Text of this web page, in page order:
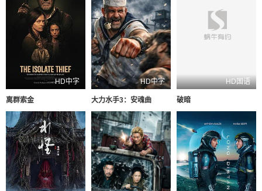
HD中字
离群索金
HD中字
大力水手3：安魂曲
HD国语
破暗